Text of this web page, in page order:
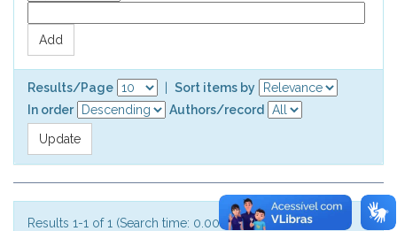
Results/Page
Sort items by
In order
Authors/record
Results 1-1 of 1 (Search time: 0.001 seconds).